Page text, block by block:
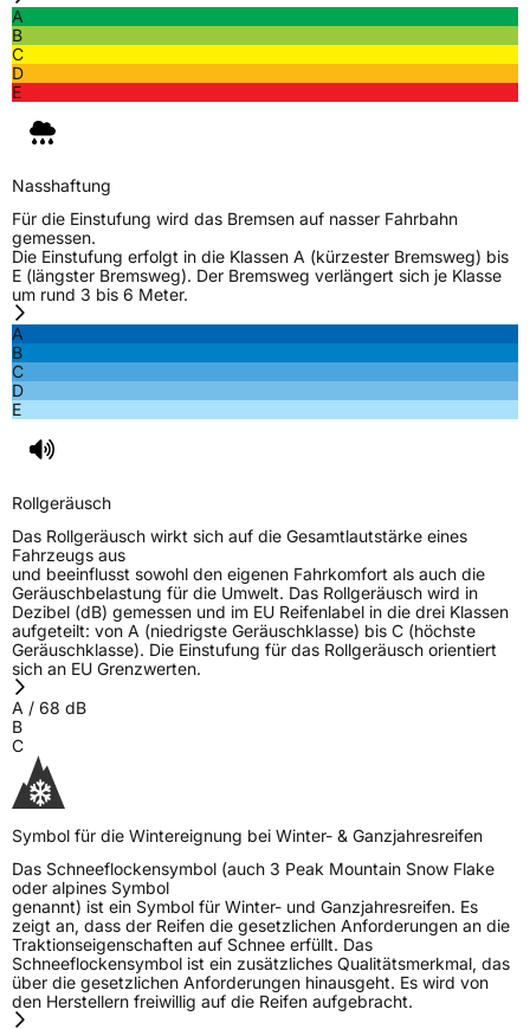
Verstärkt
EU Label
EffizienzC
Nasshaftung
3PMSF / Schneeflockensymbol / Alpine-Symbol Ja
EPREL ID1874186
Allgemeine Produktsicherheit (GPSR)
HerstellerkontaktDeldo Autobanden NV, Essensteenweg 113
A
B
C
D
E
Nasshaftung
Für die Einstufung wird das Bremsen auf nasser Fahrbahn
gemessen.
Die Einstufung erfolgt in die Klassen A (kürzester Bremsweg) bis
E (längster Bremsweg). Der Bremsweg verlängert sich je Klasse
um rund 3 bis 6 Meter.
A
B
C
D
E
Rollgeräusch
Das Rollgeräusch wirkt sich auf die Gesamtlautstärke eines
Fahrzeugs aus
und beeinflusst sowohl den eigenen Fahrkomfort als auch die
Geräuschbelastung für die Umwelt. Das Rollgeräusch wird in
Dezibel (dB) gemessen und im EU Reifenlabel in die drei Klassen
aufgeteilt: von A (niedrigste Geräuschklasse) bis C (höchste
Geräuschklasse). Die Einstufung für das Rollgeräusch orientiert
sich an EU Grenzwerten.
A / 68 dB
B
C
Symbol für die Wintereignung bei Winter- & Ganzjahresreifen
Das Schneeflockensymbol (auch 3 Peak Mountain Snow Flake
oder alpines Symbol
genannt) ist ein Symbol für Winter- und Ganzjahresreifen. Es
zeigt an, dass der Reifen die gesetzlichen Anforderungen an die
Traktionseigenschaften auf Schnee erfüllt. Das
Schneeflockensymbol ist ein zusätzliches Qualitätsmerkmal, das
über die gesetzlichen Anforderungen hinausgeht. Es wird von
den Herstellern freiwillig auf die Reifen aufgebracht.